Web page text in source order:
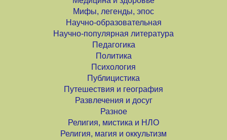
Мифы, легенды, эпос
Научно-образовательная
Научно-популярная литература
Педагогика
Политика
Психология
Публицистика
Путешествия и география
Развлечения и досуг
Разное
Религия, мистика и НЛО
Религия, магия и оккультизм